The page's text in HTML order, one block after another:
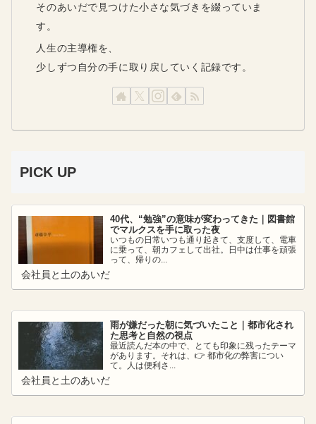
そのあいだで見つけた小さな気づきを綴っていま
す。
人生の主導権を、
少しずつ自分の手に取り戻していく記録です。
PICK UP
40代、“勉強”の意味が変わってきた｜図書館
でマルクスを手に取った夜
いつもの日常いつも通り起きて、支度して、電車
に乗って、朝カフェして出社。日中は仕事を頑張
って、帰りの...
会社員と土のあいだ
雨が嫌だった朝に気づいたこと｜都市化され
た思考と自然の視点
最近読んだ本の中で、とても印象に残ったテーマ
があります。それは、👉 都市化の弊害につい
て。人は便利さ...
会社員と土のあいだ